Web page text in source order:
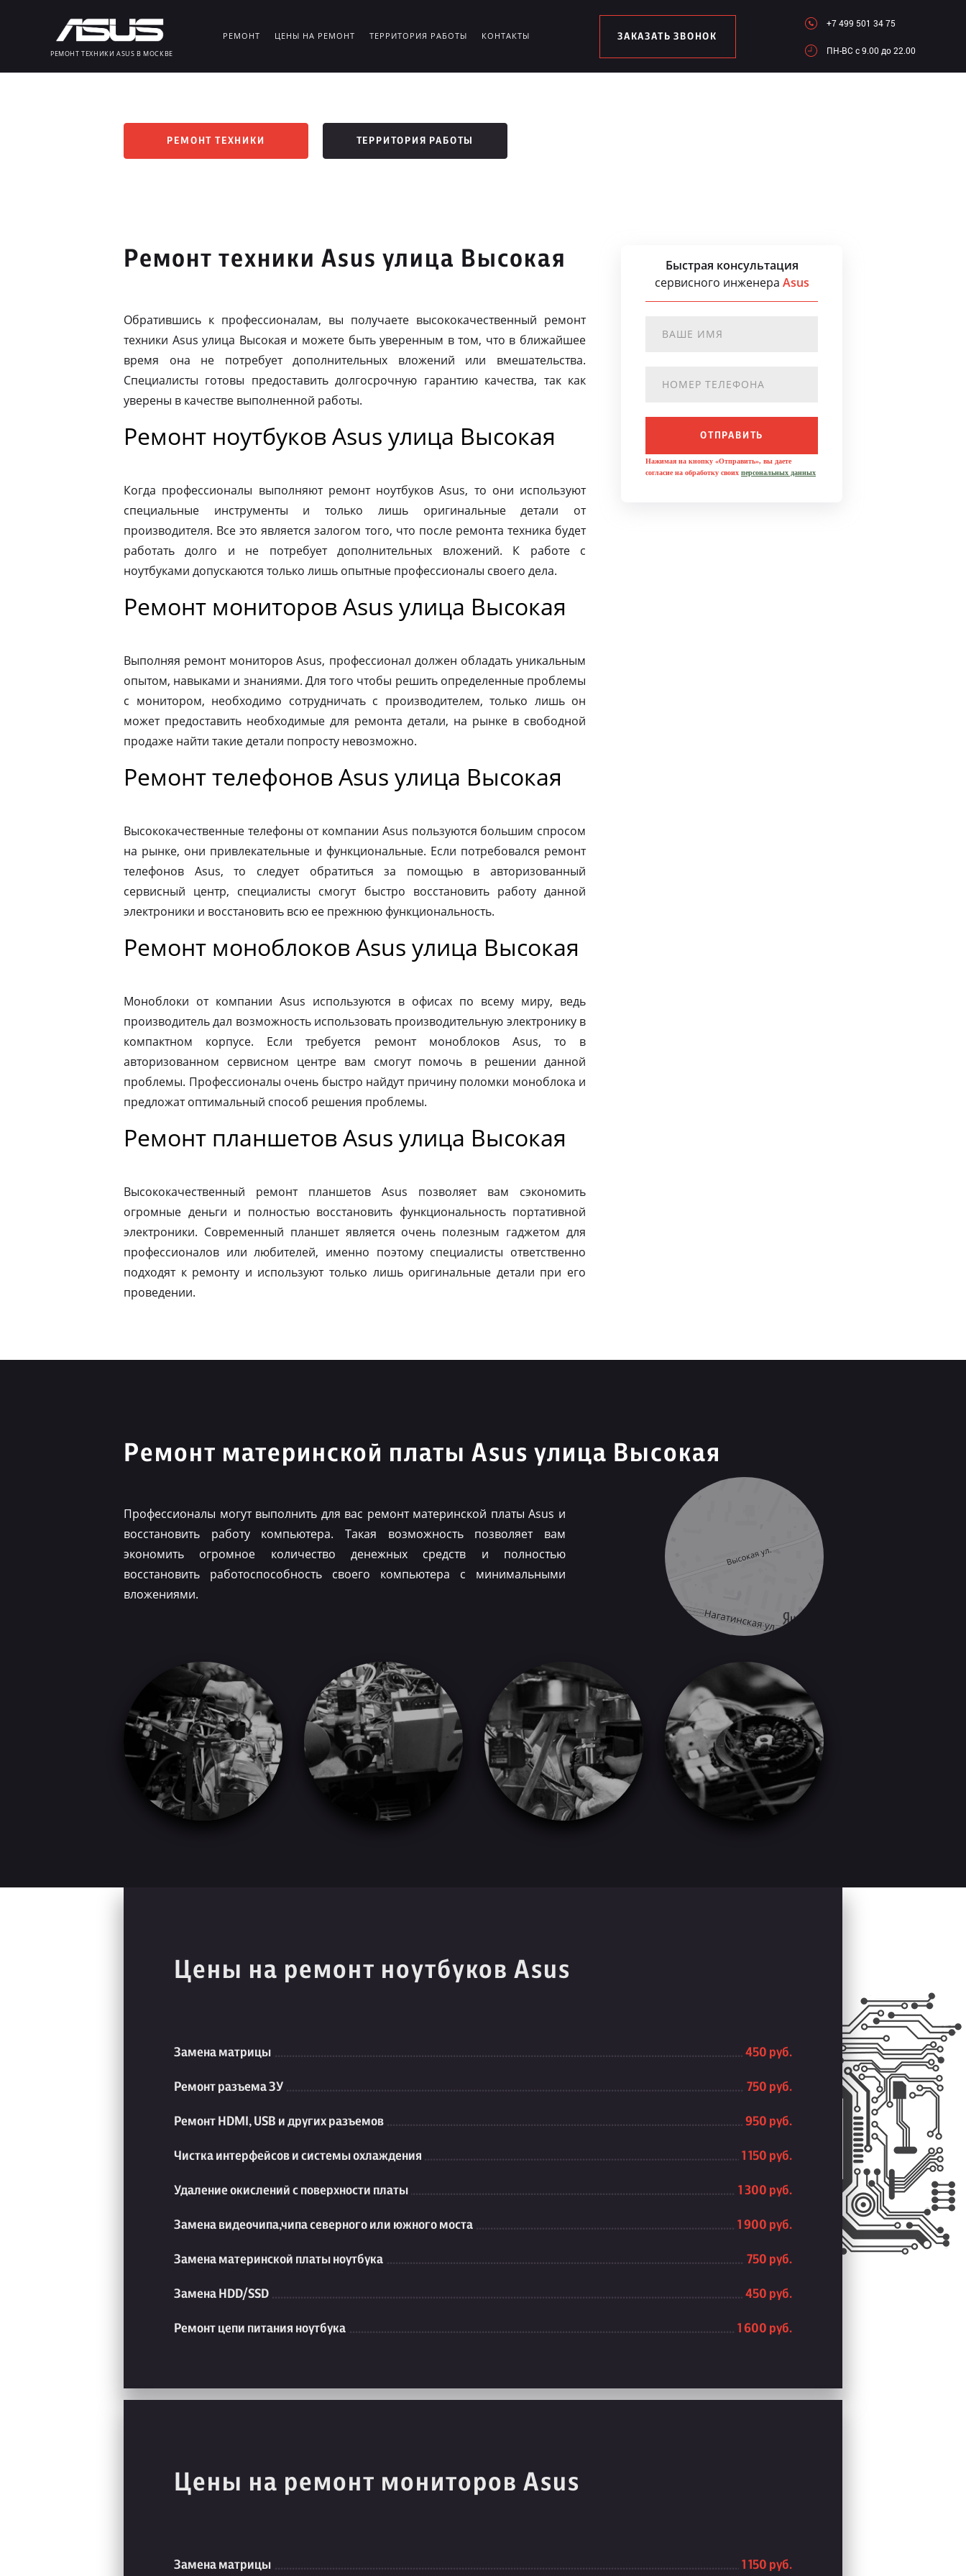
РЕМОНТ ТЕХНИКИ ASUS В МОСКВЕ
РЕМОНТ ЦЕНЫ НА РЕМОНТ ТЕРРИТОРИЯ РАБОТЫ КОНТАКТЫ ЗАКАЗАТЬ ЗВОНОК
+7 499 501 34 75
ПН-ВC c 9.00 до 22.00
РЕМОНТ ТЕХНИКИ ТЕРРИТОРИЯ РАБОТЫ
Ремонт техники Asus улица Высокая
Обратившись к профессионалам, вы получаете высококачественный ремонт
техники Asus улица Высокая и можете быть уверенным в том, что в ближайшее
время она не потребует дополнительных вложений или вмешательства.
Специалисты готовы предоставить долгосрочную гарантию качества, так как
уверены в качестве выполненной работы.
Ремонт ноутбуков Asus улица Высокая
Когда профессионалы выполняют ремонт ноутбуков Asus, то они используют
специальные инструменты и только лишь оригинальные детали от
производителя. Все это является залогом того, что после ремонта техника будет
работать долго и не потребует дополнительных вложений. К работе с
ноутбуками допускаются только лишь опытные профессионалы своего дела.
Ремонт мониторов Asus улица Высокая
Выполняя ремонт мониторов Asus, профессионал должен обладать уникальным
опытом, навыками и знаниями. Для того чтобы решить определенные проблемы
с монитором, необходимо сотрудничать с производителем, только лишь он
может предоставить необходимые для ремонта детали, на рынке в свободной
продаже найти такие детали попросту невозможно.
Ремонт телефонов Asus улица Высокая
Высококачественные телефоны от компании Asus пользуются большим спросом
на рынке, они привлекательные и функциональные. Если потребовался ремонт
телефонов Asus, то следует обратиться за помощью в авторизованный
сервисный центр, специалисты смогут быстро восстановить работу данной
электроники и восстановить всю ее прежнюю функциональность.
Ремонт моноблоков Asus улица Высокая
Моноблоки от компании Asus используются в офисах по всему миру, ведь
производитель дал возможность использовать производительную электронику в
компактном корпусе. Если требуется ремонт моноблоков Asus, то в
авторизованном сервисном центре вам смогут помочь в решении данной
проблемы. Профессионалы очень быстро найдут причину поломки моноблока и
предложат оптимальный способ решения проблемы.
Ремонт планшетов Asus улица Высокая
Высококачественный ремонт планшетов Asus позволяет вам сэкономить
огромные деньги и полностью восстановить функциональность портативной
электроники. Современный планшет является очень полезным гаджетом для
профессионалов или любителей, именно поэтому специалисты ответственно
подходят к ремонту и используют только лишь оригинальные детали при его
проведении.
Быстрая консультация
сервисного инженера Asus
ОТПРАВИТЬ
Нажимая на кнопку «Отправить», вы даете
согласие на обработку своих персональных данных
Ремонт материнской платы Asus улица Высокая
Профессионалы могут выполнить для вас ремонт материнской платы Asus и
восстановить работу компьютера. Такая возможность позволяет вам
экономить огромное количество денежных средств и полностью
восстановить работоспособность своего компьютера с минимальными
вложениями.
Цены на ремонт ноутбуков Asus
Замена матрицы 450 руб.
Ремонт разъема ЗУ 750 руб.
Ремонт HDMI, USB и других разъемов 950 руб.
Чистка интерфейсов и системы охлаждения 1 150 руб.
Удаление окислений с поверхности платы 1 300 руб.
Замена видеочипа,чипа северного или южного моста 1 900 руб.
Замена материнской платы ноутбука 750 руб.
Замена HDD/SSD 450 руб.
Ремонт цепи питания ноутбука 1 600 руб.
Цены на ремонт мониторов Asus
Замена матрицы 1 150 руб.